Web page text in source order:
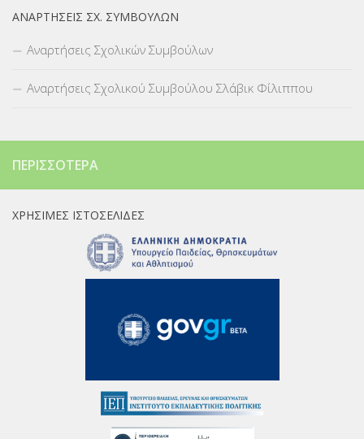
ΑΝΑΡΤΉΣΕΙΣ ΣΧ. ΣΥΜΒΟΎΛΩΝ
Αναρτήσεις Σχολικών Συμβούλων
Αναρτήσεις Σχολικού Συμβούλου Σλάβικ Φίλιππου
ΠΕΡΙΣΣΌΤΕΡΑ
ΧΡΉΣΙΜΕΣ ΙΣΤΟΣΕΛΊΔΕΣ